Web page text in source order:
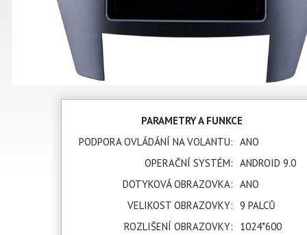
PARAMETRY A FUNKCE
PODPORA OVLÁDÁNÍ NA VOLANTU: ANO
OPERAČNÍ SYSTÉM: ANDROID 9.0
DOTYKOVÁ OBRAZOVKA: ANO
VELIKOST OBRAZOVKY: 9 PALCŮ
ROZLIŠENÍ OBRAZOVKY:
1024*600